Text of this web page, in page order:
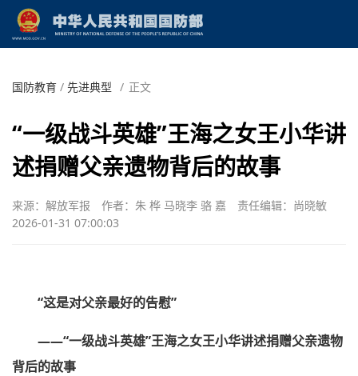
国防教育 / 先进典型 / 正文
“一级战斗英雄”王海之女王小华讲
述捐赠父亲遗物背后的故事
来源：解放军报 作者：朱 桦 马晓李 骆 嘉
责任编辑：尚晓敏
2026-01-31 07:00:03
“这是对父亲最好的告慰”
——“一级战斗英雄”王海之女王小华讲述捐赠父亲遗物
背后的故事